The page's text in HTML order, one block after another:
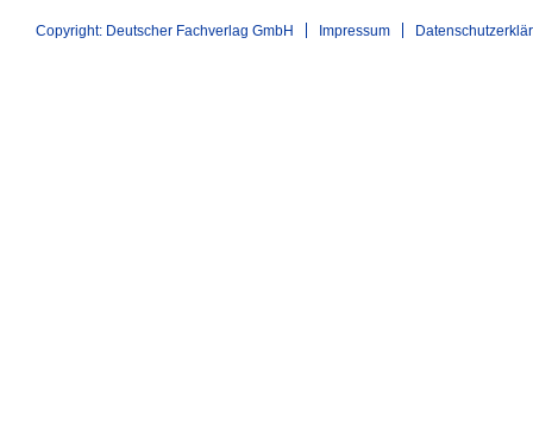
Copyright: Deutscher Fachverlag GmbH Impressum